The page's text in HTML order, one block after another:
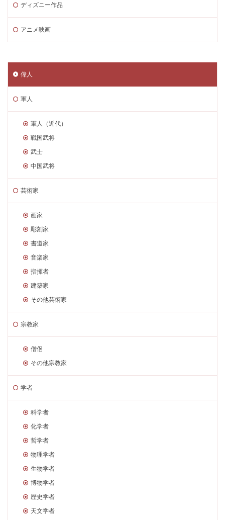
ディズニー作品
アニメ映画
偉人
軍人
軍人（近代）
戦国武将
武士
中国武将
芸術家
画家
彫刻家
書道家
音楽家
指揮者
建築家
その他芸術家
宗教家
僧侶
その他宗教家
学者
科学者
化学者
哲学者
物理学者
生物学者
博物学者
歴史学者
天文学者